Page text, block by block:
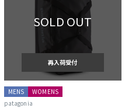
SOLD OUT
再入荷受付
MENS
WOMENS
patagonia